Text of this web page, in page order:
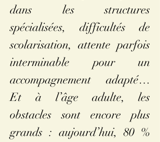
dans les structures
spécialisées, difficultés de
scolarisation, attente parfois
interminable pour un
accompagnement adapté…
Et à l’âge adulte, les
obstacles sont encore plus
grands : aujourd’hui, 80 %